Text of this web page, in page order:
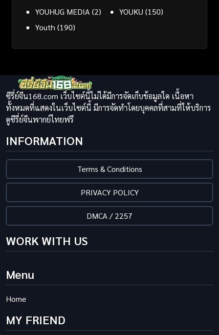
YOUHUG MEDIA (2) YOUKU (150)
Youth (190)
ซีรี่ย์จีน168.com เว็บไซต์นี้ไม่ได้มีการจัดเก็บข้อมูลใด เนื้อหา
ทั้งหมดที่แสดงในเว็บไซต์นี้ มีการจัดทำโดยบุคคลที่สามที่ให้บริการ
ดูซีรี่ย์จีนพากย์ไทยฟรี
INFORMATION
Terms & Conditions
PRIVACY POLICY
DMCA / 2257
WORK WITH US
Menu
Home
MY FRIEND